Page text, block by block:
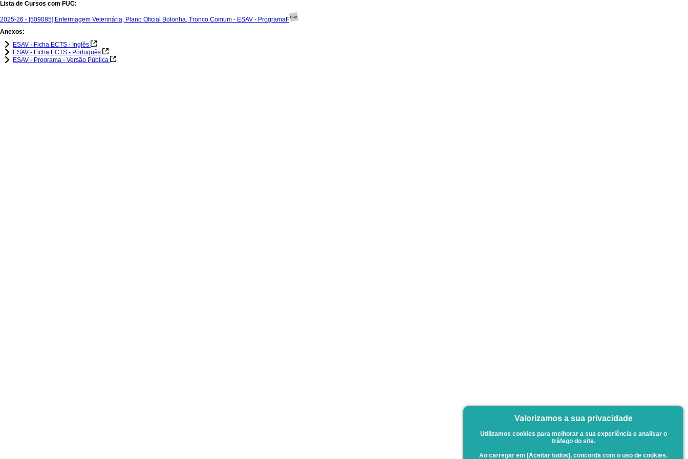
Lista de Cursos com FUC:
2025-26 - [509085] Enfermagem Veterinária, Plano Oficial Bolonha, Tronco Comum - ESAV - ProgramaF
Anexos:
ESAV - Ficha ECTS - Inglês
ESAV - Ficha ECTS - Português
ESAV - Programa - Versão Pública
Valorizamos a sua privacidade
Utilizamos cookies para melhorar a sua experiência e analisar o
tráfego do site.
Ao carregar em [Aceitar todos], concorda com o uso de cookies.